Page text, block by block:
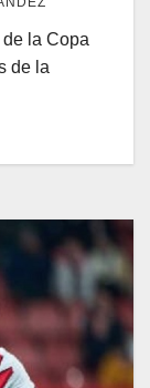
la Copa
de la